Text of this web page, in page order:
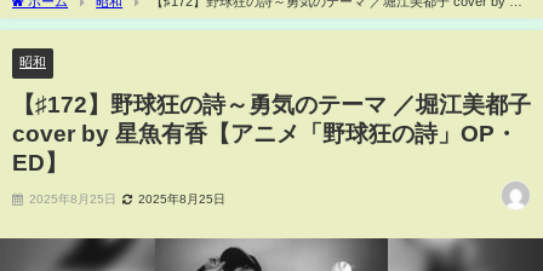
魚有香【アニメ「野球狂の詩」OP・ED】
昭和
【♯172】野球狂の詩～勇気のテーマ ／堀江美都子
cover by 星魚有香【アニメ「野球狂の詩」OP・
ED】
2025年8月25日 2025年8月25日